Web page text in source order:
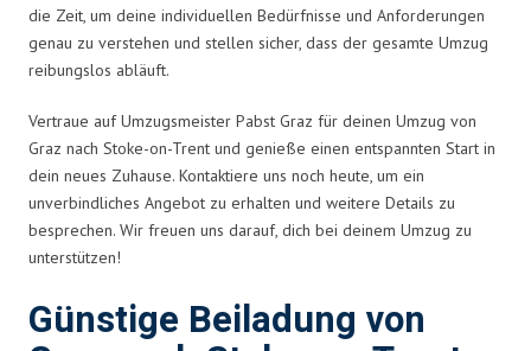
die Zeit, um deine individuellen Bedürfnisse und Anforderungen
genau zu verstehen und stellen sicher, dass der gesamte Umzug
reibungslos abläuft.
Vertraue auf Umzugsmeister Pabst Graz für deinen Umzug von
Graz nach Stoke-on-Trent und genieße einen entspannten Start in
dein neues Zuhause. Kontaktiere uns noch heute, um ein
unverbindliches Angebot zu erhalten und weitere Details zu
besprechen. Wir freuen uns darauf, dich bei deinem Umzug zu
unterstützen!
Günstige Beiladung von